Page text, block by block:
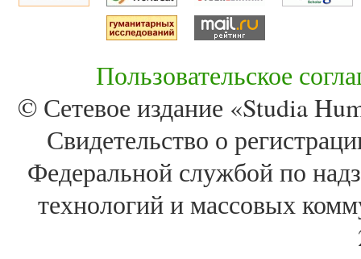
Пользовательское
© Сетевое издание «Studia
Свидетельство о
Федеральной службой по
технологий и массовых